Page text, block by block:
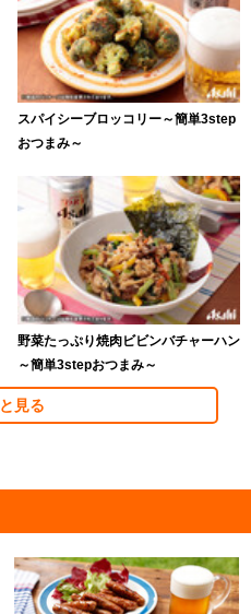
スパイシーブロッコリー～簡単3step
おつまみ～
野菜たっぷり焼肉ビビンバチャーハン
～簡単3stepおつまみ～
見る